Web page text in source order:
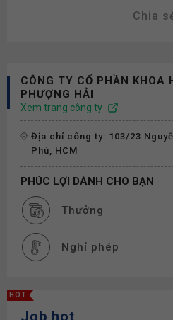
Chia
CÔNG TY CỔ PHẦN KHOA
PHƯỢNG HẢI
Xem trang công ty
Địa chỉ công ty: 103/23
Phú, HCM
PHÚC LỢI DÀNH CHO BẠN
Thưởng
Nghỉ phép
HOT
Job hot